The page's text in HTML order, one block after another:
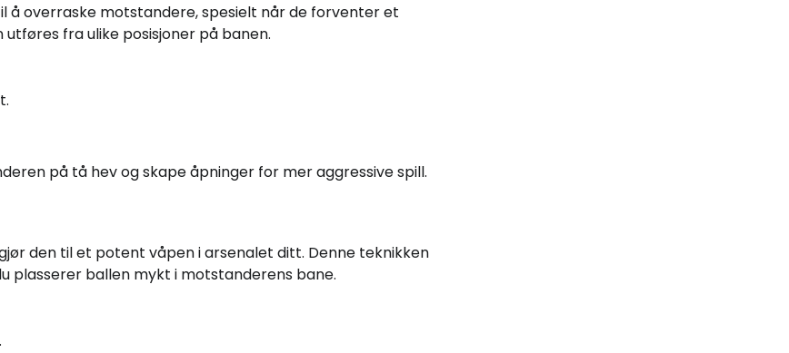
å overraske motstandere, spesielt når de forventer et
fra ulike posisjoner på banen.
på tå hev og skape åpninger for mer aggressive spill.
den til et potent våpen i arsenalet ditt. Denne teknikken
plasserer ballen mykt i motstanderens bane.